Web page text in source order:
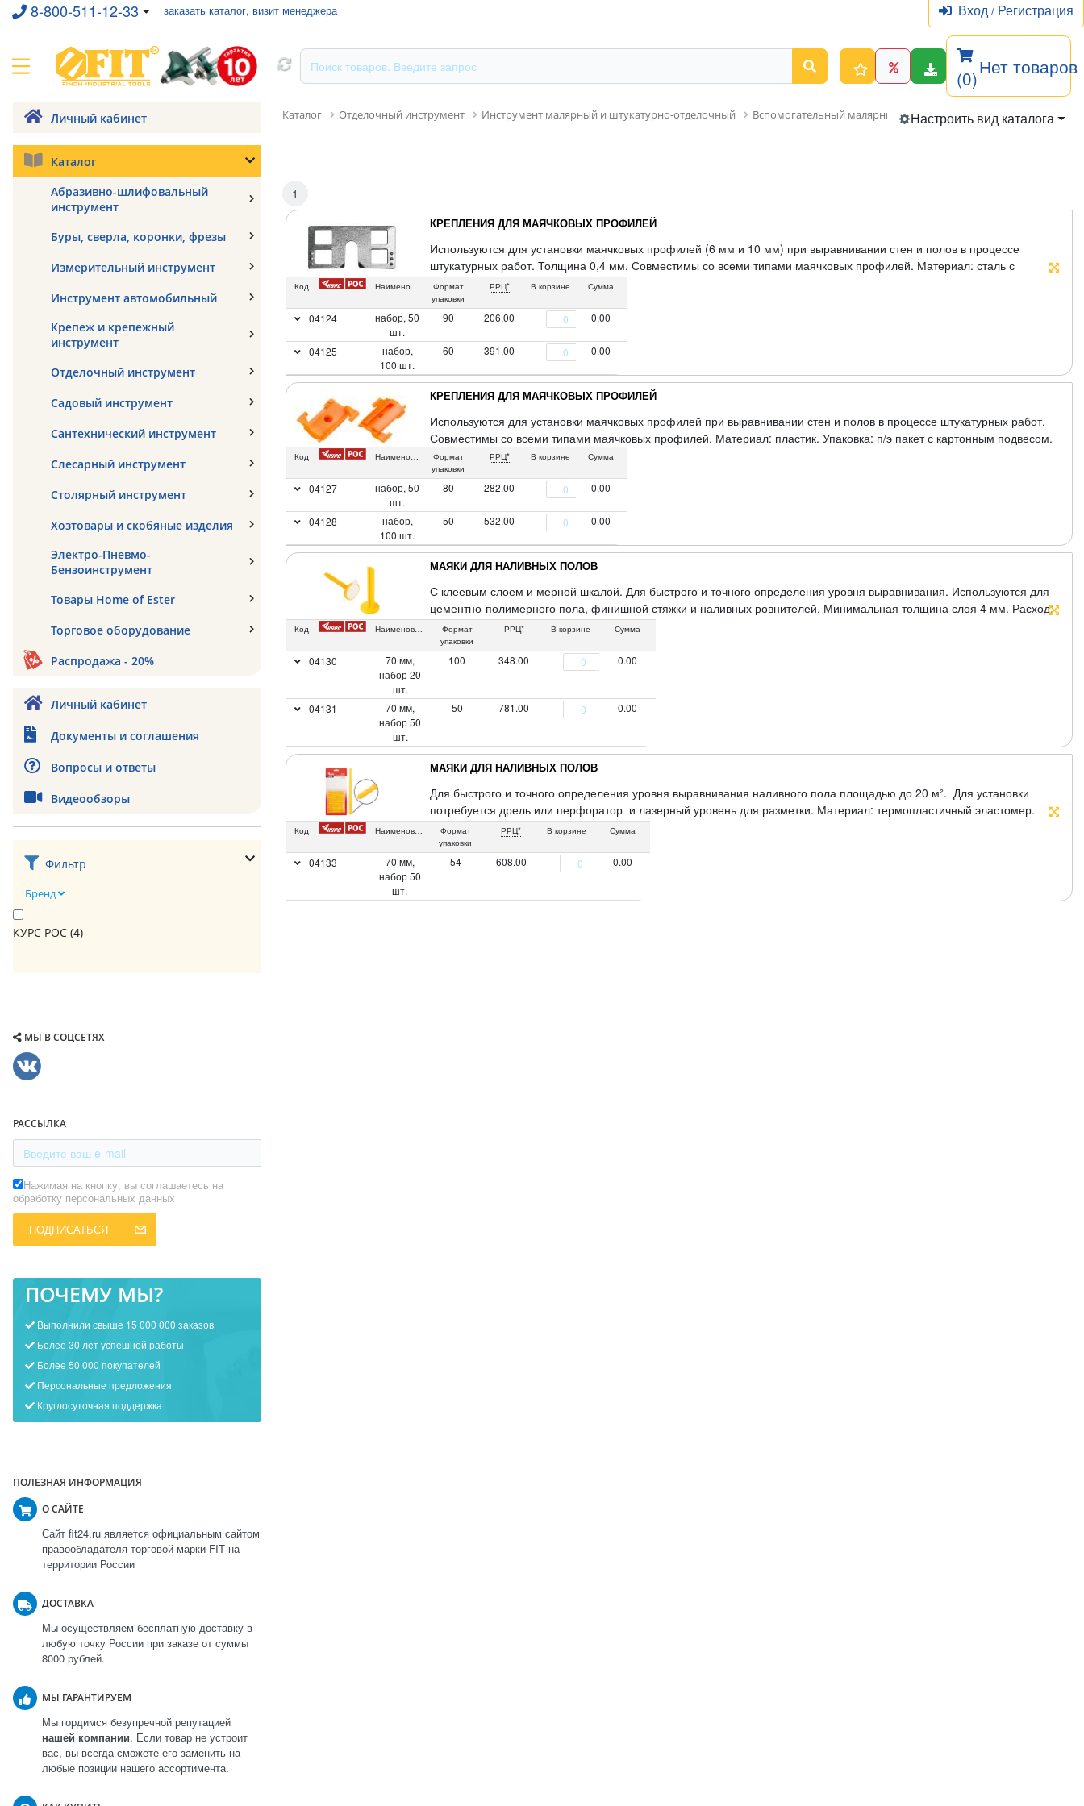
8-800-511-12-33 заказать каталог, визит менеджера Вход/Регистрация
(0)Нет товаров
Личный кабинет
Каталог
Абразивно-шлифовальный
инструмент
Буры, сверла, коронки, фрезы
Измерительный инструмент
Инструмент автомобильный
Крепеж и крепежный
инструмент
Отделочный инструмент
Садовый инструмент
Сантехнический инструмент
Слесарный инструмент
Столярный инструмент
Хозтовары и скобяные изделия
Электро-Пневмо-
Бензоинструмент
Товары Home of Ester
Торговое оборудование
Распродажа - 20%
Личный кабинет
Документы и соглашения
Вопросы и ответы
Видеообзоры
Фильтр
Бренд
КУРС РОС (4)
МЫ В СОЦСЕТЯХ
РАССЫЛКА
Нажимая на кнопку, вы соглашаетесь на
обработку персональных данных
ПОДПИСАТЬСЯ
ПОЧЕМУ МЫ?
Выполнили свыше 15 000 000 заказов
Более 30 лет успешной работы
Более 50 000 покупателей
Персональные предложения
Круглосуточная поддержка
ПОЛЕЗНАЯ ИНФОРМАЦИЯ
О САЙТЕ
Сайт fit24.ru является официальным сайтом
правообладателя торговой марки FIT на
территории России
ДОСТАВКА
Мы осуществляем бесплатную доставку в
любую точку России при заказе от суммы
8000 рублей.
МЫ ГАРАНТИРУЕМ
Мы гордимся безупречной репутацией
нашей компании. Если товар не устроит
вас, вы всегда сможете его заменить на
любые позиции нашего ассортимента.
Каталог Отделочный инструмент Инструмент малярный и штукатурно-отделочный Вспомогательный малярный инструмент Маяки для
Настроить вид каталога
1
КРЕПЛЕНИЯ ДЛЯ МАЯЧКОВЫХ ПРОФИЛЕЙ
Используются для установки маячковых профилей (6 мм и 10 мм) при выравнивании стен и полов в процессе
штукатурных работ. Толщина 0,4 мм. Совместимы со всеми типами маячковых профилей. Материал: сталь с
цинковым покрытием. Упаковка: п/э пакет с картонным подвесом.
Код Наименование
Формат
упаковки
РРЦ* В корзине Сумма
04124
набор, 50
шт.
90 206.00 0.00
04125
набор,
100 шт.
60 391.00 0.00
КРЕПЛЕНИЯ ДЛЯ МАЯЧКОВЫХ ПРОФИЛЕЙ
Используются для установки маячковых профилей при выравнивании стен и полов в процессе штукатурных работ.
Совместимы со всеми типами маячковых профилей. Материал: пластик. Упаковка: п/э пакет с картонным подвесом.
Код Наименование
Формат
упаковки
РРЦ* В корзине Сумма
04127
набор, 50
шт.
80 282.00 0.00
04128
набор,
100 шт.
50 532.00 0.00
МАЯКИ ДЛЯ НАЛИВНЫХ ПОЛОВ
С клеевым слоем и мерной шкалой. Для быстрого и точного определения уровня выравнивания. Используются для
цементно-полимерного пола, финишной стяжки и наливных ровнителей. Минимальная толщина слоя 4 мм. Расход:
1 шт. на 1 м². Для разметки потребуется лазерный уровень. Материал: полиэтилен (ПВД).
Код Наименование
Формат
упаковки
РРЦ* В корзине Сумма
04130
70 мм,
набор 20
шт.
100 348.00 0.00
04131
70 мм,
набор 50
шт.
50 781.00 0.00
МАЯКИ ДЛЯ НАЛИВНЫХ ПОЛОВ
Для быстрого и точного определения уровня выравнивания наливного пола площадью до 20 м². Для установки
потребуется дрель или перфоратор и лазерный уровень для разметки. Материал: термопластичный эластомер.
Упаковка: блистер.
Код Наименование
Формат
упаковки
РРЦ* В корзине Сумма
04133
70 мм,
набор 50
шт.
54 608.00 0.00